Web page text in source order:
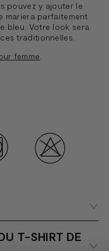
pouvez y ajouter le
mariera parfaitement
bleu. Votre look sera
traditionnelles.
femme.
T-SHIRT DE